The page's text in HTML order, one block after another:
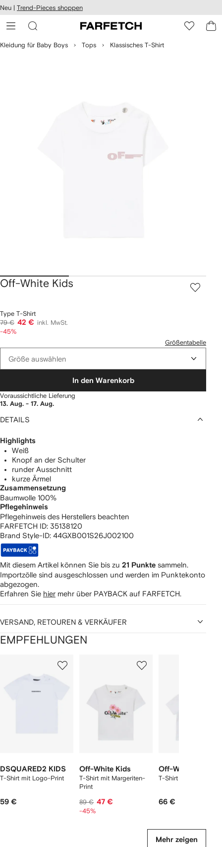
zum
Neu | Trend-Pieces shoppen
Kleidung für Baby Boys Tops Klassisches T-Shirt
Off-White Kids
Type T-Shirt
79 € 42 €
inkl. MwSt.
-45%
Größentabelle
Größe auswählen
In den Warenkorb
Voraussichtliche Lieferung
13. Aug. - 17. Aug.
DETAILS
Highlights
Weiß
Knopf an der Schulter
runder Ausschnitt
kurze Ärmel
Zusammensetzung
Baumwolle 100%
Pflegehinweis
Pflegehinweis des Herstellers beachten
FARFETCH ID: 35138120
Brand Style-ID: 44GXB001S26J002100
Mit diesem Artikel können Sie bis zu 21 Punkte sammeln.
Importzölle sind ausgeschlossen und werden im Punktekonto
abgezogen.
Erfahren Sie hier mehr über PAYBACK auf FARFETCH.
VERSAND, RETOUREN & VERKÄUFER
EMPFEHLUNGEN
DSQUARED2 KIDS
T-Shirt mit Logo-Print
59 €
Off-White Kids
T-Shirt mit Margeriten-
Print
89 € 47 €
-45%
Off-White Kids
T-Shirt mit Logo-
66 €
Mehr zeigen